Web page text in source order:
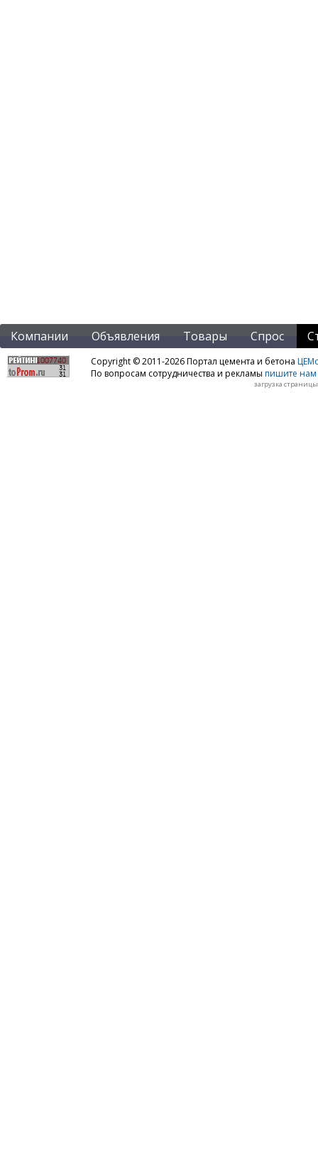
Компании Объявления Товары Спрос
Copyright © 2011-2026 Портал цемента и бетона
По вопросам сотрудничества и рекламы пишите нам
загрузка